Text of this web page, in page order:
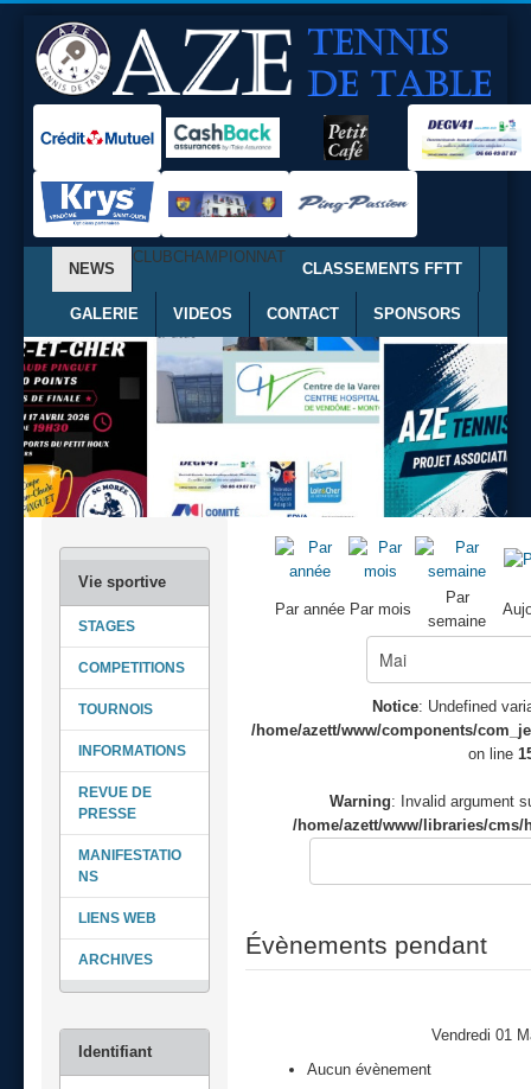
NEWS
CLUBCHAMPIONNAT
CLASSEMENTS FFTT
GALERIE VIDEOS CONTACT SPONSORS
STAGES
COMPETITIONS
TOURNOIS
INFORMATIONS
REVUE DE
PRESSE
MANIFESTATIO
NS
LIENS WEB
ARCHIVES
Par année Par mois
Par
semaine
Notice: Undefined
/home/azett/www/components/
on line
Warning: Invalid argument
/home/azett/www/libraries/cms/
Évènements pendant
Vendredi 01
Aucun évènement